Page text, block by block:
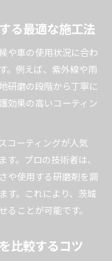
る最適な施工法
や車の使用状況に合わ
。例えば、紫外線や雨
研磨の段階から丁寧に
効果の高いコーティン
コーティングが人気
。プロの技術者は、
や使用する研磨剤を調
す。これにより、茨城
ことが可能です。
比較するコツ